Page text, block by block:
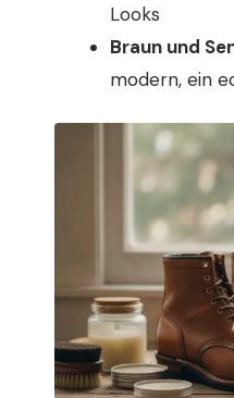
Looks
Braun und
modern, ein